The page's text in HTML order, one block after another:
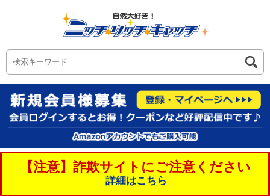
【注意】詐欺サイトにご注意ください
詳細はこちら